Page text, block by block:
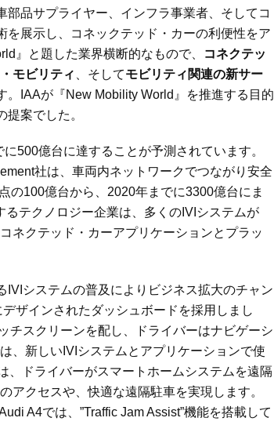
品サプライヤー、インフラ事業者、そしてコ
展示し、コネックテッド・カーの利便性をア
』と題した業界横断的なもので、
コネクテッ
モビリティ 、そしてモビリティ関連の新サー
IAAが『New Mobility World 』を推進する目的
案でした。
に500億台に達することが予測されています。
社は、車両内ネットワークでつながり安全
の100億台から、2020年までに3300億台にま
るテクノロジー企業は、多くの IVI システムが
ネクテッド・カーアプリケーションとプラッ
IVI システムの普及によりビジネス拡大のチャン
デザインされたダッシュボードを採用しまし
チスクリーンを配し、ドライバーはナビゲーシ
、新しい IVI システムとアプリケーションで使
、ドライバーがスマートホームシステムを遠隔
アクセスや、快適な遠隔駐車を実現します。
A4では、”Traffic Jam Assist”機能を搭載して